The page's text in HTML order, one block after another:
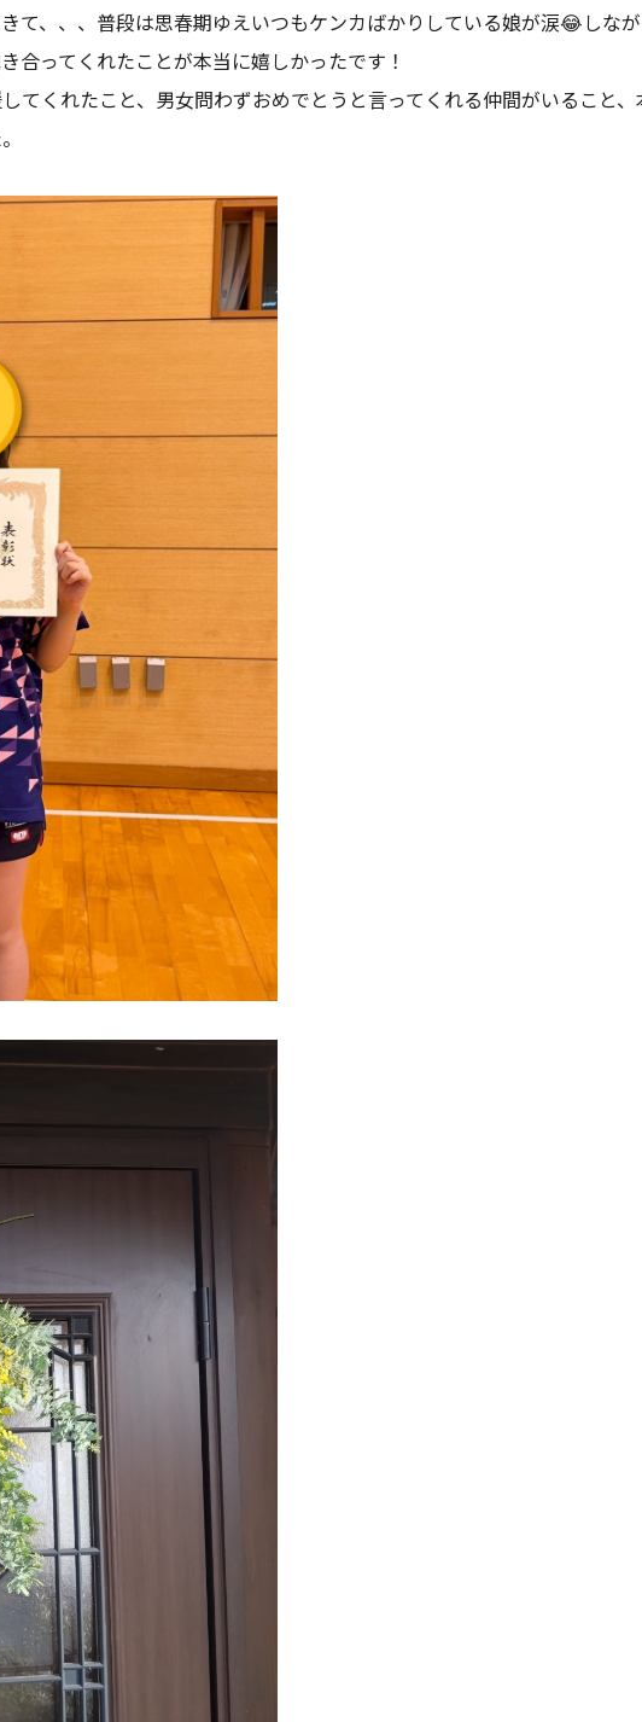
て、、、普段は思春期ゆえいつもケンカばかりしている娘が涙😂しな
合ってくれたことが本当に嬉しかったです！
てくれたこと、男女問わずおめでとうと言ってくれる仲間がいること、